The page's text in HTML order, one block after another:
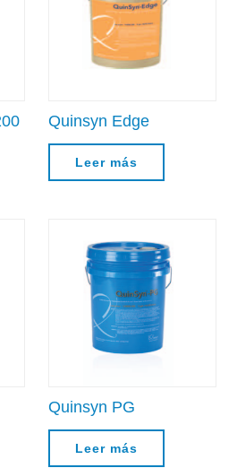
Quinsyn Edge
Leer más
Quinsyn PG
Leer más